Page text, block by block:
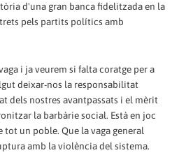
d'una gran banca fidelitzada en la
pels partits polítics amb
i ja veurem si falta coratge per a
deixar-nos la responsabilitat
dels nostres avantpassats i el mèrit
la barbàrie social. Està en joc
un poble. Que la vaga general
amb la violència del sistema.